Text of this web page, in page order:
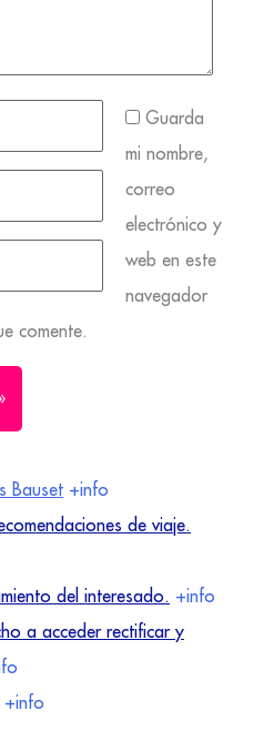
Guarda
mi nombre,
correo
electrónico y
web en este
navegador
comente.
Bauset +info
de viaje.
del interesado. +info
a acceder rectificar y
+info